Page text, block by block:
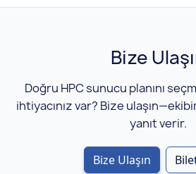
Bize
Doğru HPC sunucu planını
ihtiyacınız var? Bize
yanıt verir.
Bize Ulaşın